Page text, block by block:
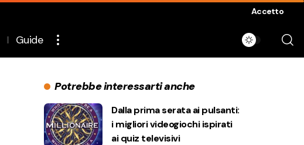
Accetto
Guide
Potrebbe interessarti anche
Dalla prima serata ai pulsanti:
i migliori videogiochi ispirati
ai quiz televisivi